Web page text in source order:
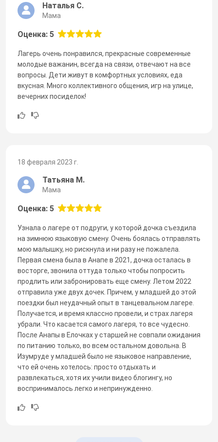
Наталья С.
Мама
Оценка: 5
Лагерь очень понравился, прекрасные современные
молодые важанин, всегда на связи, отвечают на все
вопросы. Дети живут в комфортных условиях, еда
вкусная. Много коллективного общения, игр на улице,
вечерних посиделок!
18 февраля 2023 г.
Татьяна М.
Мама
Оценка: 5
Узнала о лагере от подруги, у которой дочка съездила
на зимнюю языковую смену. Очень боялась отправлять
мою малышку, но рискнула и ни разу не пожалела.
Первая смена была в Анапе в 2021, дочка осталась в
восторге, звонила оттуда только чтобы попросить
продлить или забронировать еще смену. Летом 2022
отправила уже двух дочек. Причем, у младшей до этой
поездки был неудачный опыт в танцевальном лагере.
Получается, и время классно провели, и страх лагеря
убрали. Что касается самого лагеря, то все чудесно.
После Анапы в Елочках у старшей не совпали ожидания
по питанию только, во всем остальном довольна. В
Изумруде у младшей было не языковое направление,
что ей очень хотелось: просто отдыхать и
развлекаться, хотя их учили видео блогингу, но
воспринималось легко и непринужденно.